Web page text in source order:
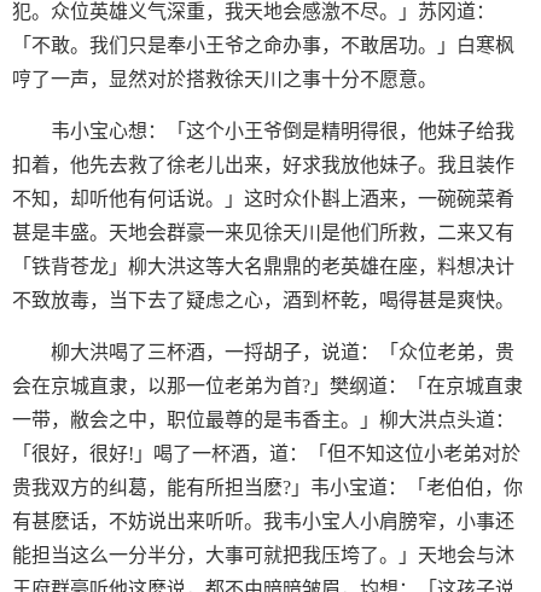
犯。众位英雄义气深重，我天地会感激不尽。」苏冈道：
「不敢。我们只是奉小王爷之命办事，不敢居功。」白寒枫
哼了一声，显然对於搭救徐天川之事十分不愿意。
韦小宝心想：「这个小王爷倒是精明得很，他妹子给我
扣着，他先去救了徐老儿出来，好求我放他妹子。我且装作
不知，却听他有何话说。」这时众仆斟上酒来，一碗碗菜肴
甚是丰盛。天地会群豪一来见徐天川是他们所救，二来又有
「铁背苍龙」柳大洪这等大名鼎鼎的老英雄在座，料想决计
不致放毒，当下去了疑虑之心，酒到杯乾，喝得甚是爽快。
柳大洪喝了三杯酒，一捋胡子，说道：「众位老弟，贵
会在京城直隶，以那一位老弟为首?」樊纲道：「在京城直隶
一带，敝会之中，职位最尊的是韦香主。」柳大洪点头道：
「很好，很好!」喝了一杯酒，道：「但不知这位小老弟对於
贵我双方的纠葛，能有所担当麽?」韦小宝道：「老伯伯，你
有甚麽话，不妨说出来听听。我韦小宝人小肩膀窄，小事还
能担当这么一分半分，大事可就把我压垮了。」天地会与沐